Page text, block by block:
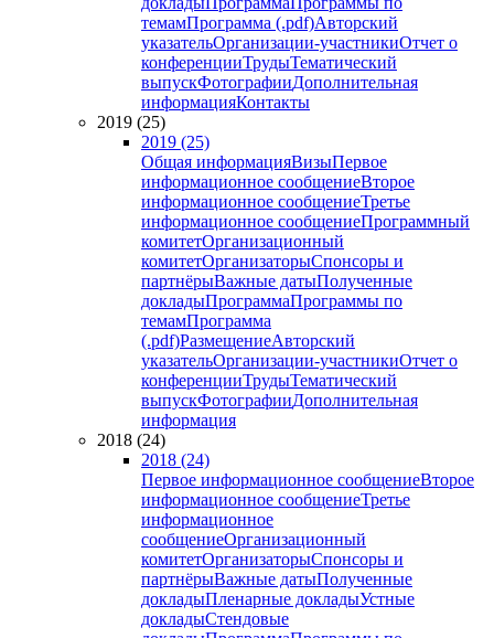
темамПрограмма (.pdf)Авторский
указательОрганизации-участникиОтчет о
конференцииТрудыТематический
выпускФотографииДополнительная
информацияКонтакты
2019 (25)
2019 (25)
Общая информацияВизыПервое
информационное сообщениеВторое
информационное сообщениеТретье
информационное сообщениеПрограммный
комитетОрганизационный
комитетОрганизаторыСпонсоры и
партнёрыВажные датыПолученные
докладыПрограммаПрограммы по
темамПрограмма
(.pdf)РазмещениеАвторский
указательОрганизации-участникиОтчет о
конференцииТрудыТематический
выпускФотографииДополнительная
информация
2018 (24)
2018 (24)
Первое информационное сообщениеВторое
информационное сообщениеТретье
информационное
сообщениеОрганизационный
комитетОрганизаторыСпонсоры и
партнёрыВажные датыПолученные
докладыПленарные докладыУстные
докладыСтендовые